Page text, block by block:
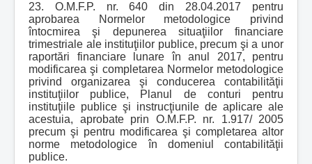
23. O.M.F.P. nr. 640 din 28.04.2017 pentru
aprobarea Normelor metodologice privind
întocmirea şi depunerea situaţiilor financiare
trimestriale ale instituţiilor publice, precum şi a unor
raportări financiare lunare în anul 2017, pentru
modificarea şi completarea Normelor metodologice
privind organizarea şi conducerea contabilităţii
instituţiilor publice, Planul de conturi pentru
instituţiile publice şi instrucţiunile de aplicare ale
acestuia, aprobate prin O.M.F.P. nr. 1.917/ 2005
precum şi pentru modificarea şi completarea altor
norme metodologice în domeniul contabilităţii
publice.